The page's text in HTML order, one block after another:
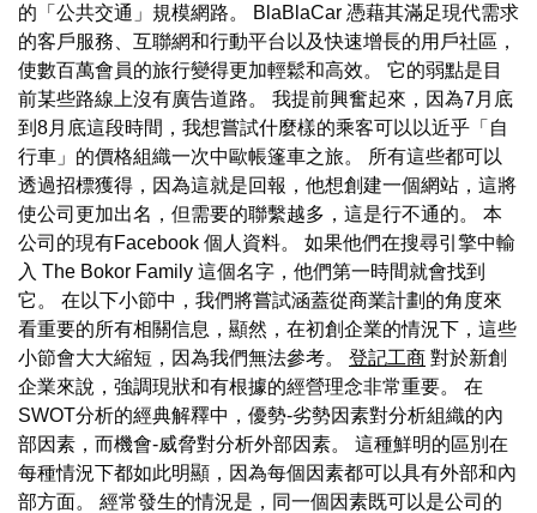
的「公共交通」規模網路。 BlaBlaCar 憑藉其滿足現代需求
的客戶服務、互聯網和行動平台以及快速增長的用戶社區，
使數百萬會員的旅行變得更加輕鬆和高效。 它的弱點是目
前某些路線上沒有廣告道路。 我提前興奮起來，因為7月底
到8月底這段時間，我想嘗試什麼樣的乘客可以以近乎「自
行車」的價格組織一次中歐帳篷車之旅。 所有這些都可以
透過招標獲得，因為這就是回報，他想創建一個網站，這將
使公司更加出名，但需要的聯繫越多，這是行不通的。 本
公司的現有Facebook 個人資料。 如果他們在搜尋引擎中輸
入 The Bokor Family 這個名字，他們第一時間就會找到
它。 在以下小節中，我們將嘗試涵蓋從商業計劃的角度來
看重要的所有相關信息，顯然，在初創企業的情況下，這些
小節會大大縮短，因為我們無法參考。 登記工商 對於新創
企業來說，強調現狀和有根據的經營理念非常重要。 在
SWOT分析的經典解釋中，優勢-劣勢因素對分析組織的內
部因素，而機會-威脅對分析外部因素。 這種鮮明的區別在
每種情況下都如此明顯，因為每個因素都可以具有外部和內
部方面。 經常發生的情況是，同一個因素既可以是公司的